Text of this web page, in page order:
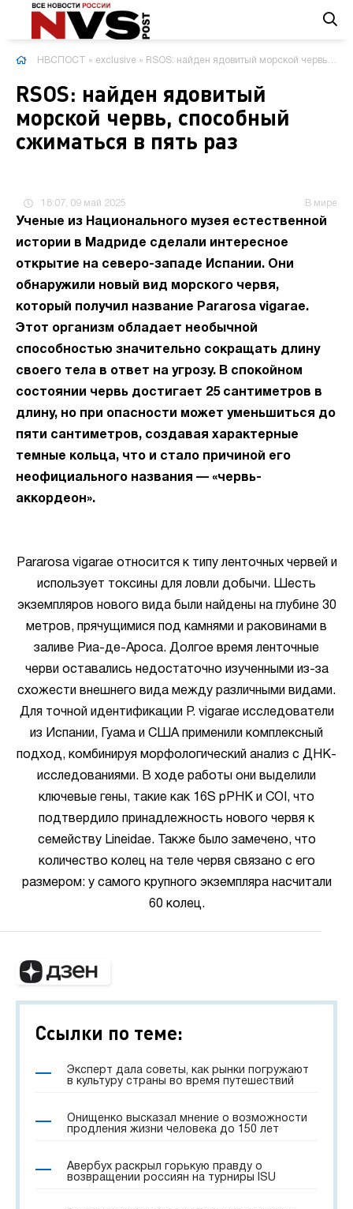
НВСПОСТ » exclusive » RSOS: найден ядовитый морской червь, способный сжиматься в пять раз
RSOS: найден ядовитый
морской червь, способный
сжиматься в пять раз
18:07, 09 май 2025 В мире
Ученые из Национального музея естественной
истории в Мадриде сделали интересное
открытие на северо-западе Испании. Они
обнаружили новый вид морского червя,
который получил название Pararosa vigarae.
Этот организм обладает необычной
способностью значительно сокращать длину
своего тела в ответ на угрозу. В спокойном
состоянии червь достигает 25 сантиметров в
длину, но при опасности может уменьшиться до
пяти сантиметров, создавая характерные
темные кольца, что и стало причиной его
неофициального названия — «червь-
аккордеон».
Pararosa vigarae относится к типу ленточных червей и
использует токсины для ловли добычи. Шесть
экземпляров нового вида были найдены на глубине 30
метров, прячущимися под камнями и раковинами в
заливе Риа-де-Ароса. Долгое время ленточные
черви оставались недостаточно изученными из-за
схожести внешнего вида между различными видами.
Для точной идентификации P. vigarae исследователи
из Испании, Гуама и США применили комплексный
подход, комбинируя морфологический анализ с ДНК-
исследованиями. В ходе работы они выделили
ключевые гены, такие как 16S рРНК и COI, что
подтвердило принадлежность нового червя к
семейству Lineidae. Также было замечено, что
количество колец на теле червя связано с его
размером: у самого крупного экземпляра насчитали
60 колец.
Ссылки по теме:
Эксперт дала советы, как рынки погружают
в культуру страны во время путешествий
Онищенко высказал мнение о возможности
продления жизни человека до 150 лет
Авербух раскрыл горькую правду о
возвращении россиян на турниры ISU